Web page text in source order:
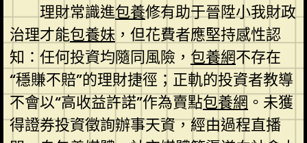
理財常識進包養修有助于晉陞小我財政
治理才能包養妹 ，但花費者應堅持感性認
知：任何投資均隨同風險， 包養網不存在
“穩賺不賠”的理財捷徑；正軌的投資者教導
不會以“高收益許諾”作為賣點包養網 。未獲
得證券投資徵詢辦事天資，經由過程直播